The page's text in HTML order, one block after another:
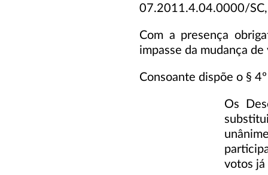
07.2011.4.04.0000/
Com a presença
impasse da mudança
Consoante dispõe o §
Os
votos